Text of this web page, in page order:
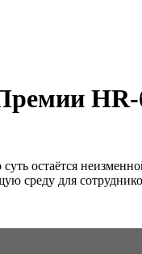
HR-
остаётся
среду для